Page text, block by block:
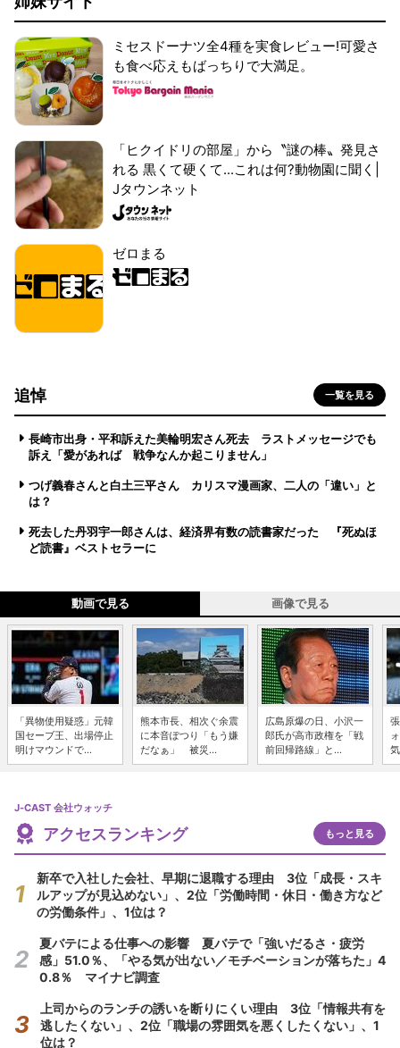
ミセスドーナツ全4種を実食レビュー!可愛さ
も食べ応えもばっちりで大満足。
「ヒクイドリの部屋」から〝謎の棒〟発見さ
れる 黒くて硬くて...これは何?動物園に聞く|
Jタウンネット
ゼロまる
追悼 一覧を見る
長崎市出身・平和訴えた美輪明宏さん死去 ラストメッセージでも
訴え「愛があれば 戦争なんか起こりません」
つげ義春さんと白土三平さん カリスマ漫画家、二人の「違い」と
は？
死去した丹羽宇一郎さんは、経済界有数の読書家だった 『死ぬほ
ど読書』ベストセラーに
動画で見る 画像で見る
「異物使用疑惑」元韓
国セーブ王、出場停止
明けマウンドで...
熊本市長、相次ぐ余震
に本音ぽつり「もう嫌
だなぁ」 被災...
広島原爆の日、小沢一
郎氏が高市政権を「戦
前回帰路線」と...
J-CAST 会社ウォッチ
アクセスランキング もっと見る
新卒で入社した会社、早期に退職する理由 3位「成長・スキ
ルアップが見込めない」、2位「労働時間・休日・働き方など
の労働条件」、1位は？
夏バテによる仕事への影響 夏バテで「強いだるさ・疲労
感」51.0％、「やる気が出ない／モチベーションが落ちた」4
0.8％ マイナビ調査
上司からのランチの誘いを断りにくい理由 3位「情報共有を
逃したくない」、2位「職場の雰囲気を悪くしたくない」、1
位は？